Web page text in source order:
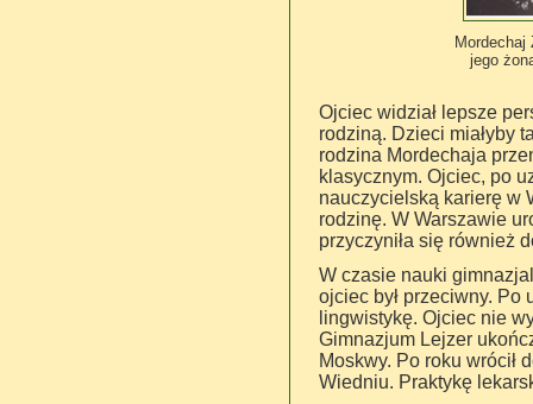
Mordechaj
jego
Ojciec widział lepsze
rodziną. Dzieci miałyby
rodzina Mordechaja
klasycznym. Ojciec, po
nauczycielską karierę w
rodzinę. W Warszawie
przyczyniła się również
W czasie nauki
ojciec był przeciwny. Po
lingwistykę. Ojciec nie
Gimnazjum Lejzer
Moskwy. Po roku wrócił
Wiedniu. Praktykę